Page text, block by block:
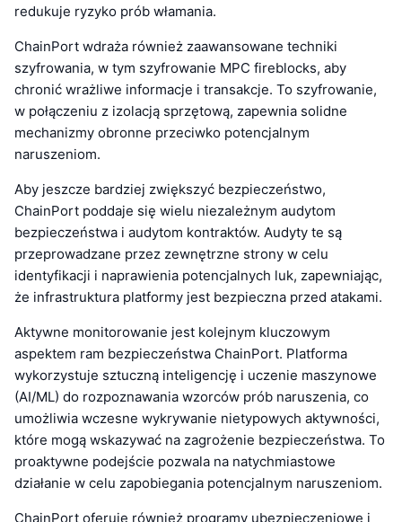
redukuje ryzyko prób włamania.
ChainPort wdraża również zaawansowane techniki
szyfrowania, w tym szyfrowanie MPC fireblocks, aby
chronić wrażliwe informacje i transakcje. To szyfrowanie,
w połączeniu z izolacją sprzętową, zapewnia solidne
mechanizmy obronne przeciwko potencjalnym
naruszeniom.
Aby jeszcze bardziej zwiększyć bezpieczeństwo,
ChainPort poddaje się wielu niezależnym audytom
bezpieczeństwa i audytom kontraktów. Audyty te są
przeprowadzane przez zewnętrzne strony w celu
identyfikacji i naprawienia potencjalnych luk, zapewniając,
że infrastruktura platformy jest bezpieczna przed atakami.
Aktywne monitorowanie jest kolejnym kluczowym
aspektem ram bezpieczeństwa ChainPort. Platforma
wykorzystuje sztuczną inteligencję i uczenie maszynowe
(AI/ML) do rozpoznawania wzorców prób naruszenia, co
umożliwia wczesne wykrywanie nietypowych aktywności,
które mogą wskazywać na zagrożenie bezpieczeństwa. To
proaktywne podejście pozwala na natychmiastowe
działanie w celu zapobiegania potencjalnym naruszeniom.
ChainPort oferuje również programy ubezpieczeniowe i